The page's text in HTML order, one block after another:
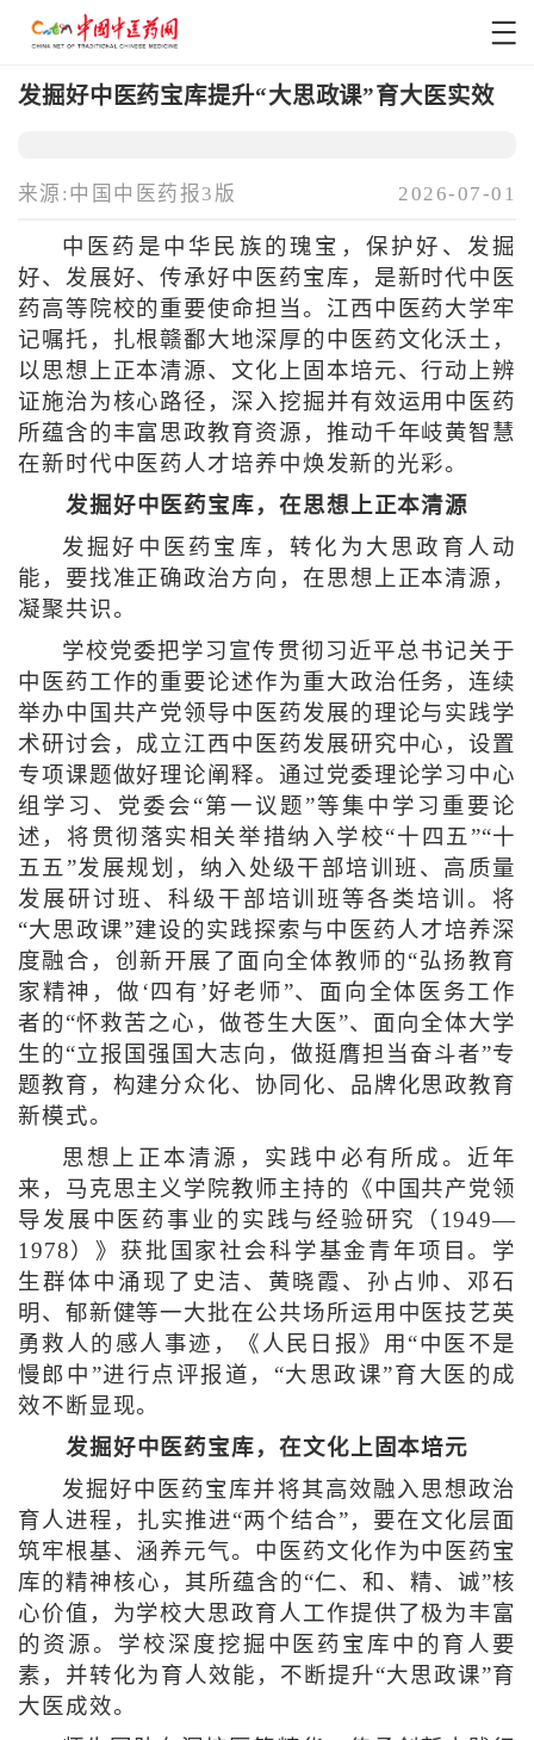
发掘好中医药宝库提升“大思政课”育大医实效
来源:中国中医药报3版 2026-07-01
中医药是中华民族的瑰宝，保护好、发掘
好、发展好、传承好中医药宝库，是新时代中医
药高等院校的重要使命担当。江西中医药大学牢
记嘱托，扎根赣鄱大地深厚的中医药文化沃土，
以思想上正本清源、文化上固本培元、行动上辨
证施治为核心路径，深入挖掘并有效运用中医药
所蕴含的丰富思政教育资源，推动千年岐黄智慧
在新时代中医药人才培养中焕发新的光彩。
发掘好中医药宝库，在思想上正本清源
发掘好中医药宝库，转化为大思政育人动
能，要找准正确政治方向，在思想上正本清源，
凝聚共识。
学校党委把学习宣传贯彻习近平总书记关于
中医药工作的重要论述作为重大政治任务，连续
举办中国共产党领导中医药发展的理论与实践学
术研讨会，成立江西中医药发展研究中心，设置
专项课题做好理论阐释。通过党委理论学习中心
组学习、党委会“第一议题”等集中学习重要论
述，将贯彻落实相关举措纳入学校“十四五”“十
五五”发展规划，纳入处级干部培训班、高质量
发展研讨班、科级干部培训班等各类培训。将
“大思政课”建设的实践探索与中医药人才培养深
度融合，创新开展了面向全体教师的“弘扬教育
家精神，做‘四有’好老师”、面向全体医务工作
者的“怀救苦之心，做苍生大医”、面向全体大学
生的“立报国强国大志向，做挺膺担当奋斗者”专
题教育，构建分众化、协同化、品牌化思政教育
新模式。
思想上正本清源，实践中必有所成。近年
来，马克思主义学院教师主持的《中国共产党领
导发展中医药事业的实践与经验研究（1949—
1978）》获批国家社会科学基金青年项目。学
生群体中涌现了史洁、黄晓霞、孙占帅、邓石
明、郁新健等一大批在公共场所运用中医技艺英
勇救人的感人事迹，《人民日报》用“中医不是
慢郎中”进行点评报道，“大思政课”育大医的成
效不断显现。
发掘好中医药宝库，在文化上固本培元
发掘好中医药宝库并将其高效融入思想政治
育人进程，扎实推进“两个结合”，要在文化层面
筑牢根基、涵养元气。中医药文化作为中医药宝
库的精神核心，其所蕴含的“仁、和、精、诚”核
心价值，为学校大思政育人工作提供了极为丰富
的资源。学校深度挖掘中医药宝库中的育人要
素，并转化为育人效能，不断提升“大思政课”育
大医成效。